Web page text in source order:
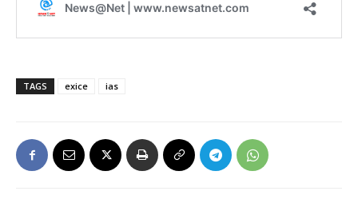
TAGS exice ias